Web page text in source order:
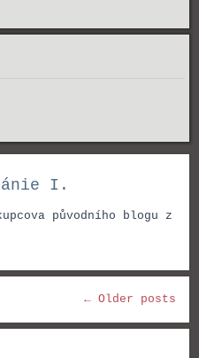
I.
původního blogu z
←Older posts